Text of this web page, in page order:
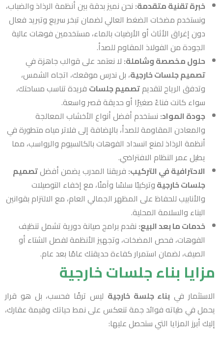
خبرة تقنية متقدمة: نحن نميز بدقة بين أنظمة الرذاذ والضباب،
ونستخدم مضخات الضغط العالي لضمان تبخر سريع وتبريد فعال
دون إغراق الأثاث أو الأرضيات بالماء، مستخدمين فوهات عالية
الجودة من الفولاذ المقاوم للصدأ.
حلول مخصصة وشاملة: لا نعتمد على قوالب جاهزة في
تصميم جلسات خارجية، بل ندرس موقعك، اتجاه الشمس،
وتدفق الرياح لتقديمتصميم جلسات فريدة تناسب مساحتك،
سواء كانت فناءً صغيرًا أو حديقة قصر واسعة.
جودة المواد: نستخدم أفضل أنواع الأخشاب المعالجة
والمعادن المقاومة للصدأ، بالإضافة إلى فلاتر مياه متطورة في
أنظمة الرذاذ لمنع انسداد الفوهات بالكالسيوم والرواسب، مما
يطيل عمر النظام الافتراضي.
الاحترافية في التركيب: فريقنا المدرب يضمن أفضلتصميم
جلسات خارجيةوتركيبًا سلسًا وآمنًا، مع إخفاء التوصيلات
والأنابيب للحفاظ على المظهر الجمالي العام، مع الالتزام بقوانين
البناء والسلامة المحلية.
خدمات ما بعد البيع: نقدم برامج صيانة دورية تشمل تنظيف
الفوهات، فحص المضخات، وتجهيز الأنظمة لفصل الشتاء أو
الصيف، لضمان استمرار كفاءة حديقتك عامًا بعد عام.
مزايا بناء جلسات خارجية
الاستثمار في بناء جلسة خارجية ليس ترفًا فحسب، بل هو قرار
يحمل في طياته فوائد جمة تنعكس على نمط حياتك وقيمة عقارك،
إليك أبرز المزايا التي ستحصل عليها: